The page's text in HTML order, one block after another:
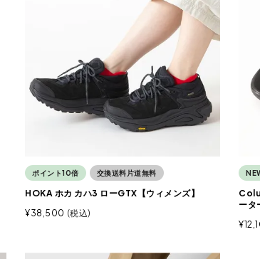
ポイント10倍 交換送料片道無料
HOKA ホカ カハ3 ローGTX【ウィメンズ】
¥38,500 税込
ータ
¥